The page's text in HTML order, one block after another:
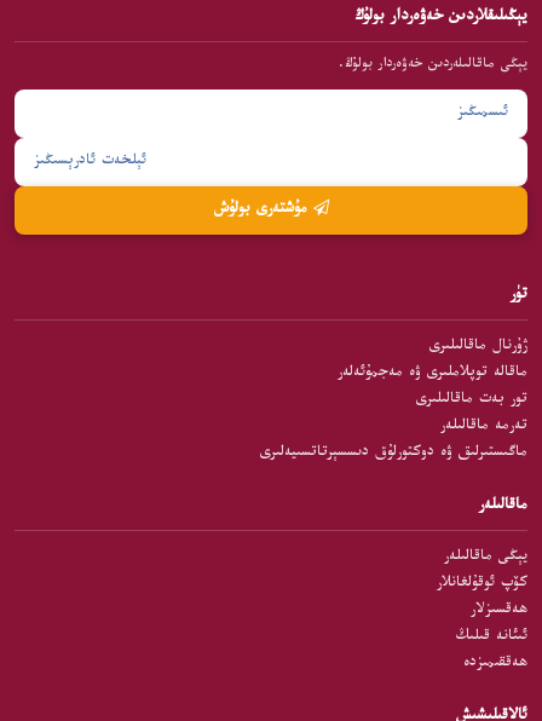
يېڭىلىقلاردىن خەۋەردار بولۇڭ
يېڭى ماقالىلەردىن خەۋەردار بولۇڭ.
تۈر
ژۇرنال ماقالىلىرى
ماقالە توپلاملىرى ۋە مەجمۇئەلەر
تور بەت ماقالىلىرى
تەرمە ماقالىلەر
ماگىستىرلىق ۋە دوكتورلۇق دىسسېرتاتسىيەلىرى
ماقالىلەر
يېڭى ماقالىلەر
كۆپ ئوقۇلغانلار
ھەقسىزلار
ئىئانە قىلىڭ
ھەققىمىزدە